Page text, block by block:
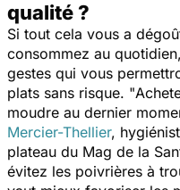
qualité ?
Si tout cela vous a
consommez au
gestes qui vous
plats sans risque. "
moudre au dernier
Mercier-Thellier,
plateau du Mag de la
évitez les poivrières à